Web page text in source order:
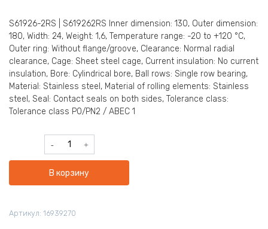
S61926-2RS | S619262RS Inner dimension: 130, Outer dimension:
180, Width: 24, Weight: 1,6, Temperature range: -20 to +120 °C,
Outer ring: Without flange/groove, Clearance: Normal radial
clearance, Cage: Sheet steel cage, Current insulation: No current
insulation, Bore: Cylindrical bore, Ball rows: Single row bearing,
Material: Stainless steel, Material of rolling elements: Stainless
steel, Seal: Contact seals on both sides, Tolerance class:
Tolerance class P0/PN2 / ABEC 1
Количество
товара
S61926-
Bearings
В корзину
Артикул: 16939270